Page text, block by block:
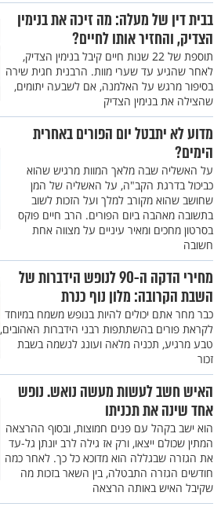
בבית דין של מעלה: מה זיכה את בנימין
הצדיק, והחזיר אותו לחיים?
תוספת של 22 שנות חיים קיבל בנימין הצדיק,
לאחר שהגיע עד שערי מוות. הרבנית חגית שירה
בסיפור מרגש על האלמנה, אם לשבעה יתומים,
שהצילה את בנימין הצדיק
מדוע לא יתבטל יום הפורים באחרית
הימים?
על האשליה שבה מלאך המוות מרגיש שהוא
כביכול בדרגת הקב"ה, על האשליה של המן
שחושב שהוא מקורב למלך ועל הזכות לשוב
בתשובה מאהבה ביום הפורים. הרב חיים פוקס
בסרטון מחכים ומאיר עיניים על מצווה אחת
חשובה
מחירי הדקה ה-90 לנופש הידברות של
השבת הקרובה: מלון נוף כנרת
כבר מחר אתם יכולים להיות בנופש משמח במיוחד
לקראת פורים בהשתתפות רבני הידברות האהובים,
טבע מרגיע, תכניה מלאה ועונג לנשמה בשבת
זכור
האיש חשב לעשות מעשה נואש. נופש
אחד שינה את תכניתו
הוא ישב בקהל עם פנים חמוצות, ובסוף ההרצאה
המתין שכולם ייצאו, ורק אז גילה לרב יונתן גל-עד
את הגזרה שבגללה הוא מדוכא כל כך. לאחר כמה
חודשים הגזרה התבטלה, בין השאר בזכות מה
שקיבל האיש באותה הרצאה